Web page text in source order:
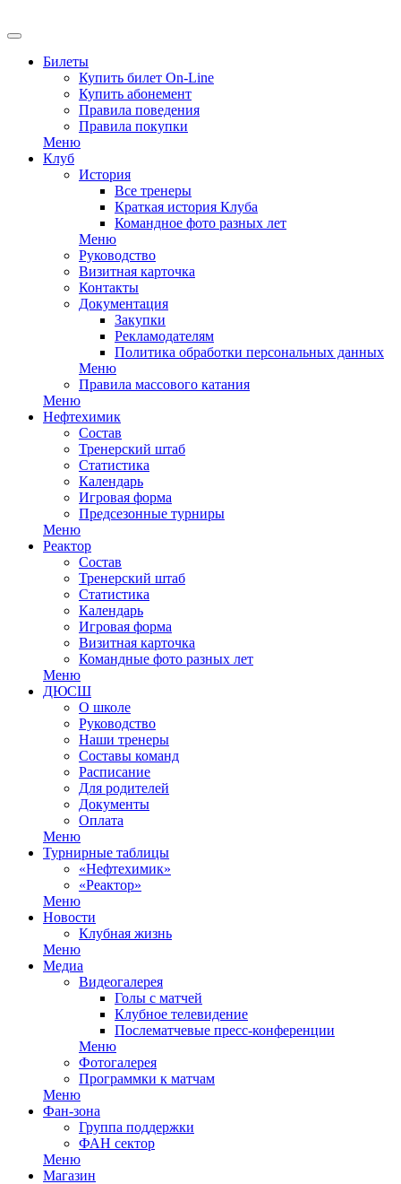
Билеты
Купить билет On-Line
Купить абонемент
Правила поведения
Правила покупки
Меню
Клуб
История
Все тренеры
Краткая история Клуба
Командное фото разных лет
Меню
Руководство
Визитная карточка
Контакты
Документация
Закупки
Рекламодателям
Политика обработки персональных данных
Меню
Правила массового катания
Меню
Нефтехимик
Состав
Тренерский штаб
Статистика
Календарь
Игровая форма
Предсезонные турниры
Меню
Реактор
Состав
Тренерский штаб
Статистика
Календарь
Игровая форма
Визитная карточка
Командные фото разных лет
Меню
ДЮСШ
О школе
Руководство
Наши тренеры
Составы команд
Расписание
Для родителей
Документы
Оплата
Меню
Турнирные таблицы
«Нефтехимик»
«Реактор»
Меню
Новости
Клубная жизнь
Меню
Медиа
Видеогалерея
Голы с матчей
Клубное телевидение
Послематчевые пресс-конференции
Меню
Фотогалерея
Программки к матчам
Меню
Фан-зона
Группа поддержки
ФАН сектор
Меню
Магазин